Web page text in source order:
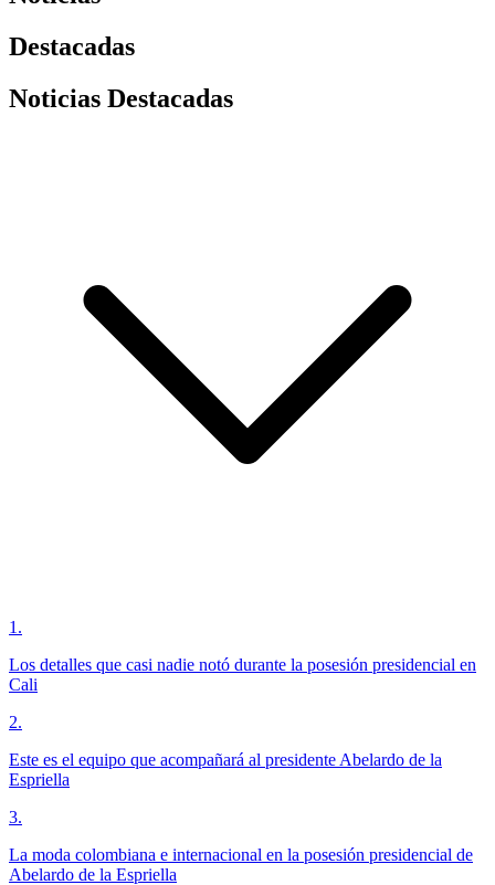
Destacadas
Noticias Destacadas
1 .
Los detalles que casi nadie notó durante la posesión presidencial en
Cali
2.
Este es el equipo que acompañará al presidente Abelardo de la
Espriella
3.
La moda colombiana e internacional en la posesión presidencial de
Abelardo de la Espriella